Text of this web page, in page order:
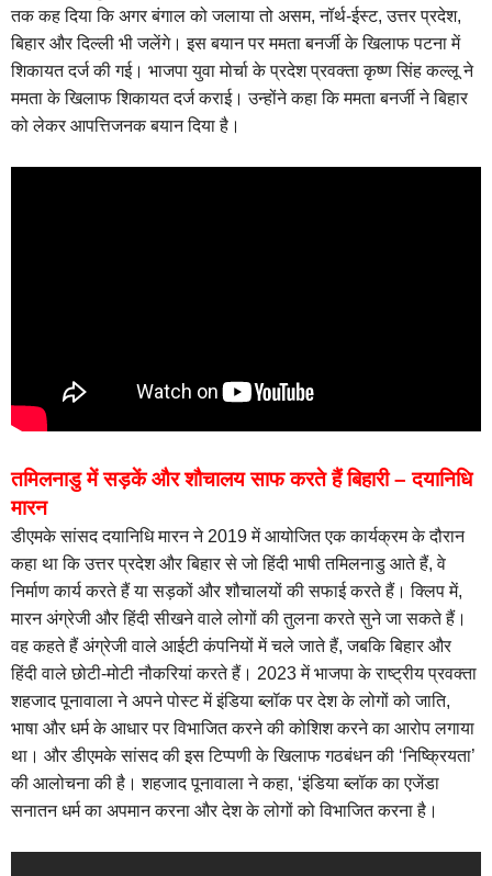
तक कह दिया कि अगर बंगाल को जलाया तो असम, नॉर्थ-ईस्ट, उत्तर प्रदेश,
बिहार और दिल्ली भी जलेंगे। इस बयान पर ममता बनर्जी के खिलाफ पटना में
शिकायत दर्ज की गई। भाजपा युवा मोर्चा के प्रदेश प्रवक्ता कृष्ण सिंह कल्लू ने
ममता के खिलाफ शिकायत दर्ज कराई। उन्होंने कहा कि ममता बनर्जी ने बिहार
को लेकर आपत्तिजनक बयान दिया है।
तमिलनाडु में सड़कें और शौचालय साफ करते हैं बिहारी – दयानिधि
मारन
डीएमके सांसद दयानिधि मारन ने 2019 में आयोजित एक कार्यक्रम के दौरान
कहा था कि उत्तर प्रदेश और बिहार से जो हिंदी भाषी तमिलनाडु आते हैं, वे
निर्माण कार्य करते हैं या सड़कों और शौचालयों की सफाई करते हैं। क्लिप में,
मारन अंग्रेजी और हिंदी सीखने वाले लोगों की तुलना करते सुने जा सकते हैं।
वह कहते हैं अंग्रेजी वाले आईटी कंपनियों में चले जाते हैं, जबकि बिहार और
हिंदी वाले छोटी-मोटी नौकरियां करते हैं। 2023 में भाजपा के राष्ट्रीय प्रवक्ता
शहजाद पूनावाला ने अपने पोस्ट में इंडिया ब्लॉक पर देश के लोगों को जाति,
भाषा और धर्म के आधार पर विभाजित करने की कोशिश करने का आरोप लगाया
था। और डीएमके सांसद की इस टिप्पणी के खिलाफ गठबंधन की ‘निष्क्रियता’
की आलोचना की है। शहजाद पूनावाला ने कहा, ‘इंडिया ब्लॉक का एजेंडा
सनातन धर्म का अपमान करना और देश के लोगों को विभाजित करना है।